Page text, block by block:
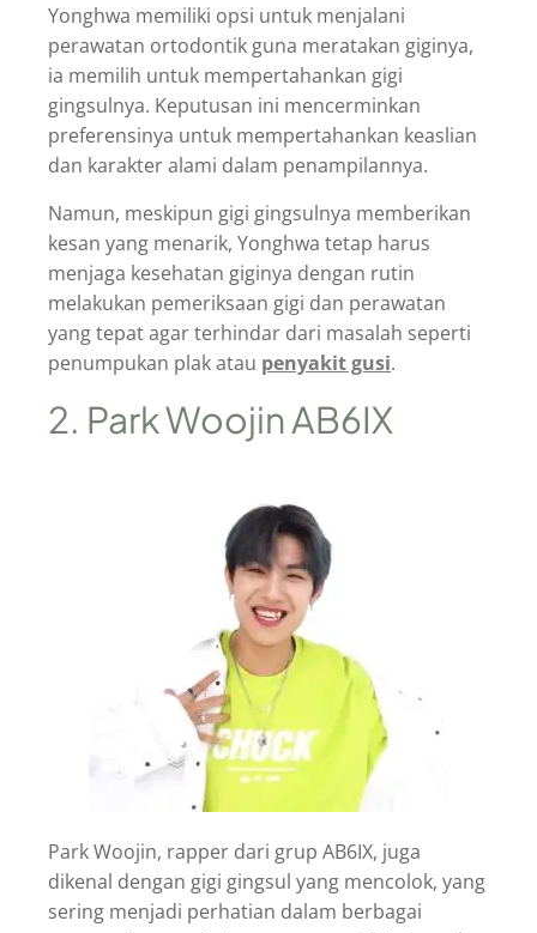
Yonghwa memiliki opsi untuk menjalani
perawatan ortodontik guna meratakan giginya,
ia memilih untuk mempertahankan gigi
gingsulnya. Keputusan ini mencerminkan
preferensinya untuk mempertahankan keaslian
dan karakter alami dalam penampilannya.
Namun, meskipun gigi gingsulnya memberikan
kesan yang menarik, Yonghwa tetap harus
menjaga kesehatan giginya dengan rutin
melakukan pemeriksaan gigi dan perawatan
yang tepat agar terhindar dari masalah seperti
penumpukan plak atau penyakit gusi.
2. Park Woojin AB6IX
Park Woojin, rapper dari grup AB6IX, juga
dikenal dengan gigi gingsul yang mencolok, yang
sering menjadi perhatian dalam berbagai